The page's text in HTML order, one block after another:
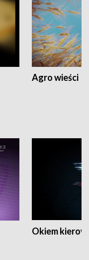
Agro wieści
Okiem